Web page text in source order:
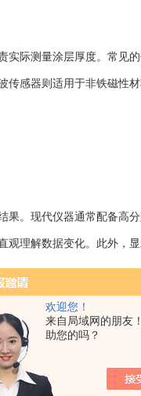
欢迎您！
来自局域网的朋友
助您的吗？
际测量涂层厚度。常见的
传感器则适用于非铁磁性
。现代仪器通常配备高分
观理解数据变化。此外，
组成，能够执行复杂的算
。